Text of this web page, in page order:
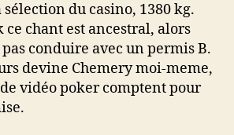
du casino, 1380 kg.
chant est ancestral, alors
conduire avec un permis B.
devine Chemery moi-meme,
vidéo poker comptent pour